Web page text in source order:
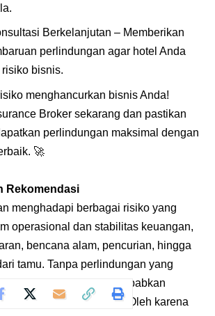
Berkelanjutan – Memberikan
perlindungan agar hotel Anda
bisnis.
menghancurkan bisnis Anda!
Broker sekarang dan pastikan
perlindungan maksimal dengan
🚀
Rekomendasi
menghadapi berbagai risiko yang
operasional dan stabilitas keuangan,
bencana alam, pencurian, hingga
tamu. Tanpa perlindungan yang
terduga ini dapat menyebabkan
bahkan kebangkrutan. Oleh karena